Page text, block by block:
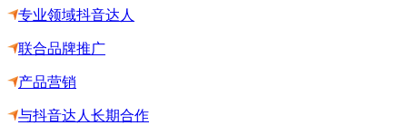
专业领域抖音达人
联合品牌推广
产品营销
与抖音达人长期合作